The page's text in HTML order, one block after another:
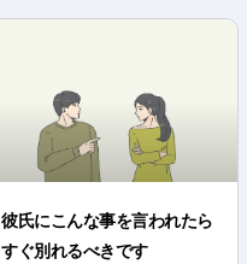
彼氏にこんな事を言われたら
すぐ別れるべきです